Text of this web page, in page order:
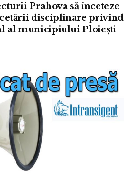
Prahova să înceteze
disciplinare privind
al municipiului Ploiești